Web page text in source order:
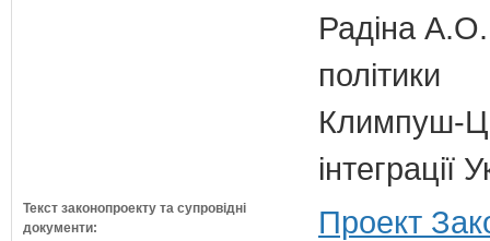
Радіна А.О.
політики
Климпуш-
Текст законопроекту та супровідні
документи:
Проект